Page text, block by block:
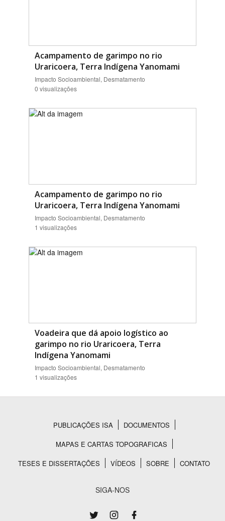
Acampamento de garimpo no rio
Uraricoera, Terra Indígena Yanomami
Impacto Socioambiental, Desmatamento
0 visualizações
Acampamento de garimpo no rio
Uraricoera, Terra Indígena Yanomami
Impacto Socioambiental, Desmatamento
1 visualizações
Voadeira que dá apoio logístico ao
garimpo no rio Uraricoera, Terra
Indígena Yanomami
Impacto Socioambiental, Desmatamento
1 visualizações
Rodapé
PUBLICAÇÕES ISA
DOCUMENTOS
MAPAS E CARTAS TOPOGRAFICAS
TESES E DISSERTAÇÕES
VÍDEOS SOBRE CONTATO
SIGA-NOS